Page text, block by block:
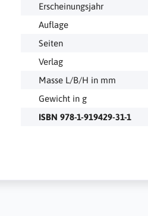
Erscheinungsjahr
Auflage
Seiten
Verlag
Masse L/B/H in mm
Gewicht in g
ISBN 978-1-919429-31-1